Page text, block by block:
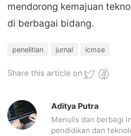
mendorong kemajuan
di berbagai bidang.
penelitian jurnal icmse
Share this article on
Aditya Putra
Menulis dan berbagi
pendidikan dan